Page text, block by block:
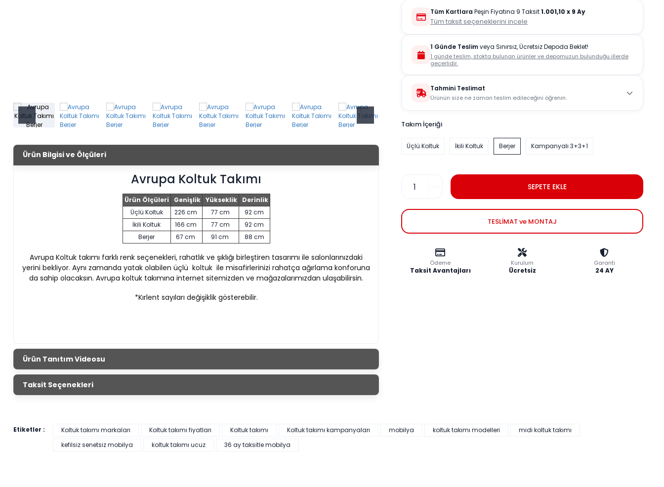
Ürün Bilgisi ve Ölçüleri
Avrupa Koltuk Takımı
Ürün Ölçüleri Genişlik Yükseklik
Derinlik
Üçlü Koltuk
226 cm 77 cm
92 cm
İkili Koltuk
166 cm 77 cm
92 cm
Berjer
67 cm 91 cm 88 cm
Avrupa Koltuk takımı farklı renk seçenekleri, rahatlık ve şıklığı birleştiren tasarımı ile salonlarınızdaki
yerini bekliyor. Aynı zamanda yatak olabilen üçlü koltuk ile misafirlerinizi rahatça ağırlama konforuna
da sahip olacaksın. Avrupa koltuk takımına internet sitemizden ve mağazalarımızdan ulaşabilirsin.
*Kırlent sayıları değişiklik gösterebilir.
Ürün Tanıtım Videosu
Taksit Seçenekleri
Tüm Kartlara Peşin Fiyatına 9 Taksit1.001,10 x 9 Ay
Tüm taksit seçeneklerini incele
1 Günde Teslimveya Sınırsız, Ücretsiz Depoda Beklet!
1 günde teslim, stokta bulunan ürünler ve depomuzun bulunduğu illerde
geçerlidir.
Tahmini Teslimat
Ürünün size ne zaman teslim edileceğini öğrenin.
Takım İçeriği
Üçlü Koltuk İkili Koltuk Berjer Kampanyalı 3+3+1
SEPETE EKLE
TESLİMAT ve MONTAJ
Ödeme
Taksit Avantajları
Kurulum
Ücretsiz
Garanti
24 AY
Etiketler : Koltuk takımı markaları Koltuk takımı fiyatları Koltuk takımı Koltuk takımı kampanyaları mobilya koltuk takımı modelleri
midi koltuk takımı
kefilsiz senetsiz mobilya
koltuk takımı ucuz 36 ay taksitle mobilya